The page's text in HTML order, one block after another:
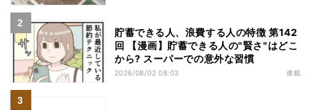
貯蓄できる人、浪費する人の特徴 第142
回 【漫画】貯蓄できる人の"賢さ"はどこ
から? スーパーでの意外な習慣
2026/08/02 08:03 連載